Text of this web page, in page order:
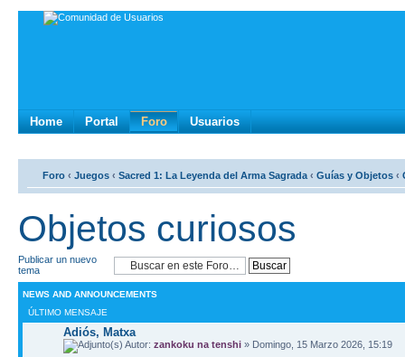
Home Portal Foro Usuarios
Foro ‹ Juegos ‹ Sacred 1: La Leyenda del Arma Sagrada ‹ Guí­as y Objetos ‹
Objetos curiosos
Publicar un nuevo
tema
NEWS AND ANNOUNCEMENTS
ÚLTIMO MENSAJE
Adiós, Matxa
Autor: zankoku na tenshi » Domingo, 15 Marzo 2026, 15:19